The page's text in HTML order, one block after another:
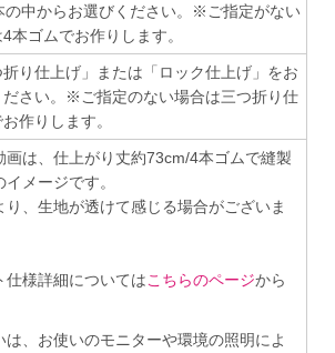
の中からお選びください。※ご指定がない
本ゴムでお作りします。
折り仕上げ」または「ロック仕上げ」をお
ださい。※ご指定のない場合は三つ折り仕
お作りします。
は、仕上がり丈約73cm/4本ゴムで縫製
メージです。
、生地が透けて感じる場合がございま
仕様詳細についてはこちらのページから
は、お使いのモニターや環境の照明によ